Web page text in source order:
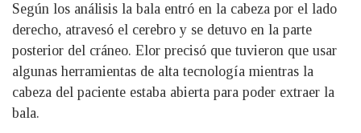
Según los análisis la bala entró en la cabeza por el lado
derecho, atravesó el cerebro y se detuvo en la parte
posterior del cráneo. Elor precisó que tuvieron que usar
algunas herramientas de alta tecnología mientras la
cabeza del paciente estaba abierta para poder extraer la
bala.